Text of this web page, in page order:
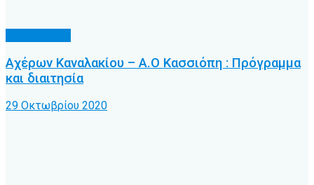
Αχέρων Καναλακίου – Α.Ο Κασσιόπη : Πρόγραμμα
και διαιτησία
29 Οκτωβρίου 2020